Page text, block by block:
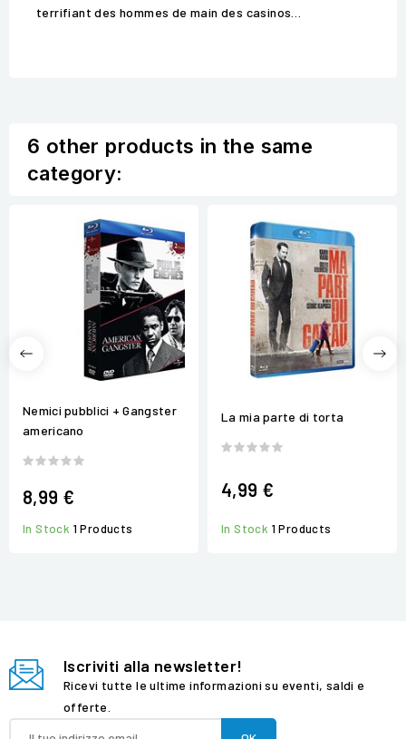
terrifiant des hommes de main des casinos…
6 other products in the same
category:
Nemici pubblici + Gangster
americano
8,99 €
In Stock 1 Products
La mia parte di torta
4,99 €
In Stock 1 Products
Iscriviti alla newsletter!
Ricevi tutte le ultime informazioni su eventi, saldi e
offerte.